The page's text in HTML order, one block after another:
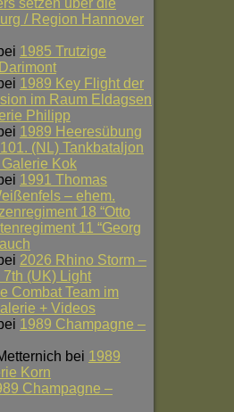
/ Region Hannover
1985 Trutzige
1989 Key Flight der
im Raum Eldagsen
Philipp
1989 Heeresübung
(NL) Tankbataljon
Kok
1991 Thomas
– ehem.
18 “Otto
11 “Georg
2026 Rhino Storm –
(UK) Light
Combat Team im
+ Videos
1989 Champagne –
bei 1989
Korn
Champagne –